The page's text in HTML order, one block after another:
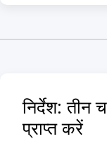
निर्देश: तीन
प्राप्त करें